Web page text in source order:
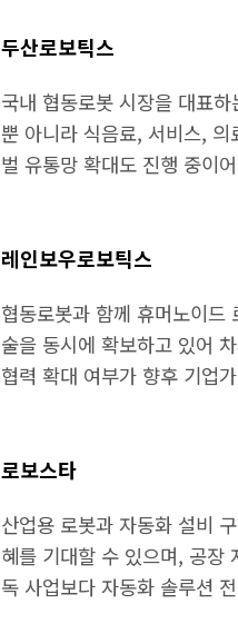
두산로보틱스
국내 협동로봇 시장을 대표
뿐 아니라 식음료, 서비스,
벌 유통망 확대도 진행 중이
레인보우로보틱스
협동로봇과 함께 휴머노이드
술을 동시에 확보하고 있어
협력 확대 여부가 향후 기업
로보스타
산업용 로봇과 자동화 설비
혜를 기대할 수 있으며, 공장
독 사업보다 자동화 솔루션